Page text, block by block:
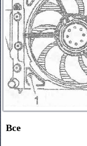
Все